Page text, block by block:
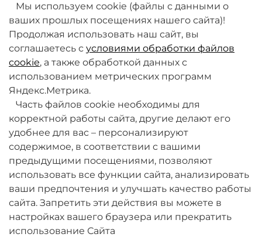
О компании
Товары и услуги
+7 (495) 789-38-95
09:00 - 18:00 (будни, по МСК)
Мы используем cookie (файлы с данными о
ваших прошлых посещениях нашего сайта)!
Продолжая использовать наш сайт, вы
соглашаетесь с условиями обработки файлов
cookie, а также обработкой данных с
использованием метрических программ
Яндекс.Метрика.
Часть файлов cookie необходимы для
корректной работы сайта, другие делают его
удобнее для вас – персонализируют
содержимое, в соответствии с вашими
предыдущими посещениями, позволяют
использовать все функции сайта, анализировать
ваши предпочтения и улучшать качество работы
сайта. Запретить эти действия вы можете в
настройках вашего браузера или прекратить
использование Сайта